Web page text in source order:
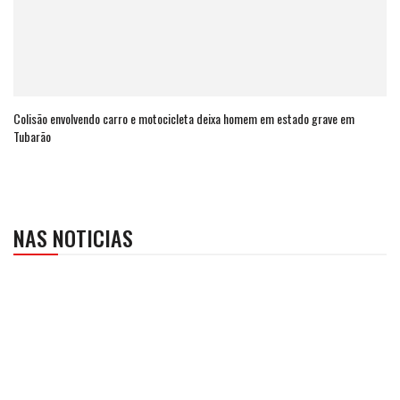
Colisão envolvendo carro e motocicleta deixa homem em estado grave em
Tubarão
NAS NOTICIAS